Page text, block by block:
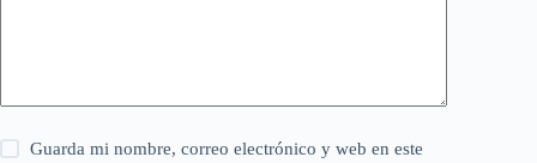
Guarda mi nombre, correo electrónico y web en este